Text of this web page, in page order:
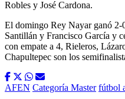
Robles y José Cardona.
El domingo Rey Nayar ganó
Santillán y Francisco García y
con empate a 4, Rieleros,
Chapultepec son los
AFEN Categoría Master fútbol